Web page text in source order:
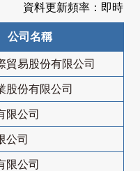
資料更新頻率：即時
公司名稱
貿易股份有限公司
股份有限公司
限公司
公司
限公司